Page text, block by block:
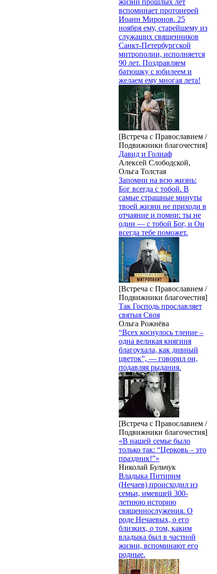
вспоминает протоиерей
Иоанн Миронов. 25
ноября ему, старейшему из
служащих священников
Санкт-Петербургской
митрополии, исполняется
90 лет. Поздравляем
батюшку с юбилеем и
желаем ему многая лета!
[Встреча с Православием /
Подвижники благочестия]
Давид и Голиаф
Алексей Слободской,
Ольга Толстая
Запомни на всю жизнь:
Бог всегда с тобой. В
самые страшные минуты
твоей жизни не приходи в
отчаяние и помни: ты не
один — с тобой Бог, и Он
всегда тебе поможет.
[Встреча с Православием /
Подвижники благочестия]
Так Господь прославляет
святыя Своя
Ольга Рожнёва
“Всех коснулось тление –
одна великая княгиня
благоухала, как дивный
цветок”, — говорил он,
подавляя рыдания.
[Встреча с Православием /
Подвижники благочестия]
«В нашей семье было
только так: “Церковь – это
праздник!”»
Николай Бульчук
Владыка Питирим
(Нечаев) происходил из
семьи, имевшей 300-
летнюю историю
священнослужения. О
роде Нечаевых, о его
близких, о том, каким
владыка был в частной
жизни, вспоминают его
родные.